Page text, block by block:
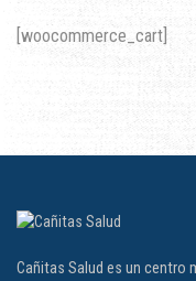
[woocommerce_cart]
Cañitas Salud es un centro